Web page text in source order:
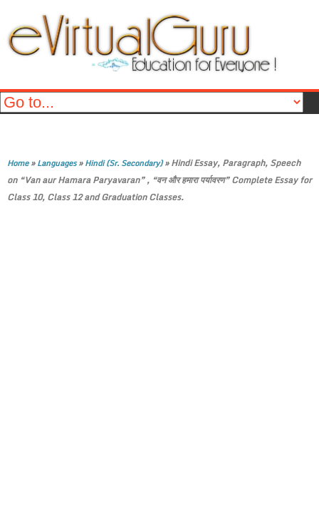
Home»Languages»Hindi (Sr. Secondary)»Hindi Essay, Paragraph, Speech
on “Van aur Hamara Paryavaran” , “वन और हमारा पर्यावरण” Complete Essay for
Class 10, Class 12 and Graduation Classes.